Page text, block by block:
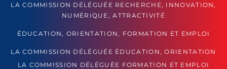
LA COMMISSION DÉLÉGUÉE RECHERCHE, INNOVATION,
NUMÉRIQUE, ATTRACTIVITÉ
ÉDUCATION, ORIENTATION, FORMATION ET EMPLOI
LA COMMISSION DÉLÉGUÉE ÉDUCATION, ORIENTATION
LA COMMISSION DÉLÉGUÉE FORMATION ET EMPLOI